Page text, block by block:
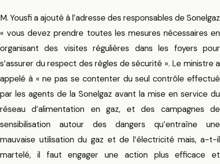
M. Yousfi a ajouté à l’adresse des responsables de Sonelgaz
« vous devez prendre toutes les mesures nécessaires en
organisant des visites régulières dans les foyers pour
s’assurer du respect des règles de sécurité ». Le ministre a
appelé à « ne pas se contenter du seul contrôle effectué
par les agents de la Sonelgaz avant la mise en service du
réseau d’alimentation en gaz, et des campagnes de
sensibilisation autour des dangers qu’entraîne une
mauvaise utilisation du gaz et de l’électricité mais, a-t-il
martelé, il faut engager une action plus efficace et